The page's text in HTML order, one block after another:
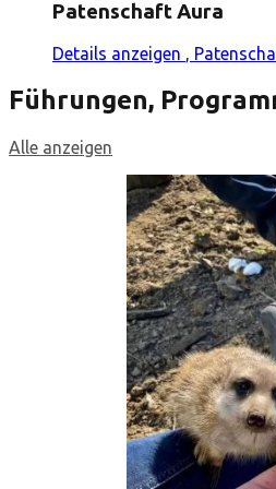
Patenschaft Aura
Details anzeigen ,
Führungen,
Alle anzeigen